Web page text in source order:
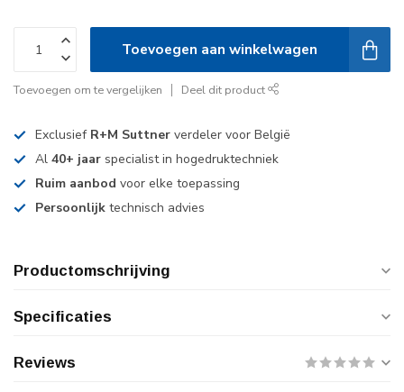
Toevoegen aan winkelwagen
Toevoegen om te vergelijken Deel dit product
Exclusief R+M Suttner verdeler voor België
Al 40+ jaar specialist in hogedruktechniek
Ruim aanbod voor elke toepassing
Persoonlijk technisch advies
Productomschrijving
Specificaties
Reviews